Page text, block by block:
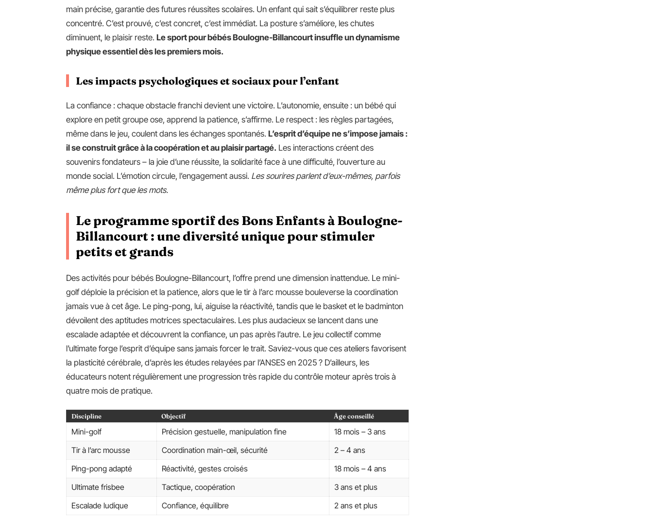
main précise, garantie des futures réussites scolaires. Un enfant qui sait s’équilibrer reste plus
concentré. C’est prouvé, c’est concret, c’est immédiat. La posture s’améliore, les chutes
diminuent, le plaisir reste. Le sport pour bébés Boulogne-Billancourt insuffle un dynamisme
physique essentiel dès les premiers mois.
Les impacts psychologiques et sociaux pour l’enfant
La confiance : chaque obstacle franchi devient une victoire. L’autonomie, ensuite : un bébé qui
explore en petit groupe ose, apprend la patience, s’affirme. Le respect : les règles partagées,
même dans le jeu, coulent dans les échanges spontanés. L’esprit d’équipe ne s’impose jamais :
il se construit grâce à la coopération et au plaisir partagé. Les interactions créent des
souvenirs fondateurs – la joie d’une réussite, la solidarité face à une difficulté, l’ouverture au
monde social. L’émotion circule, l’engagement aussi. Les sourires parlent d’eux-mêmes, parfois
même plus fort que les mots.
Le programme sportif des Bons Enfants à Boulogne-
Billancourt : une diversité unique pour stimuler
petits et grands
Des activités pour bébés Boulogne-Billancourt, l’offre prend une dimension inattendue. Le mini-
golf déploie la précision et la patience, alors que le tir à l’arc mousse bouleverse la coordination
jamais vue à cet âge. Le ping-pong, lui, aiguise la réactivité, tandis que le basket et le badminton
dévoilent des aptitudes motrices spectaculaires. Les plus audacieux se lancent dans une
escalade adaptée et découvrent la confiance, un pas après l’autre. Le jeu collectif comme
l’ultimate forge l’esprit d’équipe sans jamais forcer le trait. Saviez-vous que ces ateliers favorisent
la plasticité cérébrale, d’après les études relayées par l’ANSES en 2025 ? D’ailleurs, les
éducateurs notent régulièrement une progression très rapide du contrôle moteur après trois à
quatre mois de pratique.
Discipline Objectif Âge conseillé
Mini-golf Précision gestuelle, manipulation fine
18 mois – 3 ans
Tir à l’arc mousse
Coordination main-œil, sécurité
2 – 4 ans
Ping-pong adapté
Réactivité, gestes croisés
18 mois – 4 ans
Ultimate frisbee
Tactique, coopération
3 ans et plus
Escalade ludique
Confiance, équilibre 2 ans et plus